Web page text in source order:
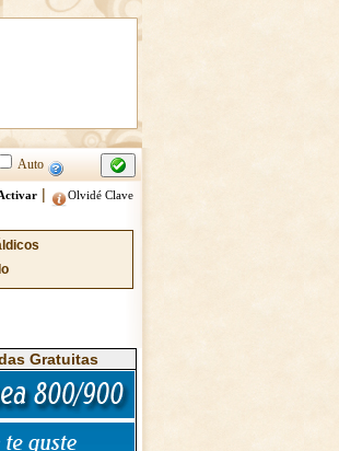
Auto
| Olvidé Clave
Gratuitas